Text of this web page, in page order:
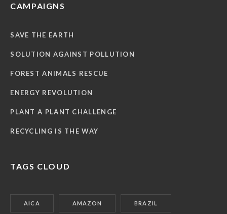
CAMPAIGNS
SAVE THE EARTH
SOLUTION AGAINST POLLUTION
FOREST ANIMALS RESCUE
ENERGY REVOLUTION
PLANT A PLANT CHALLENGE
RECYCLING IS THE WAY
TAGS CLOUD
AICA AMAZON BRAZIL